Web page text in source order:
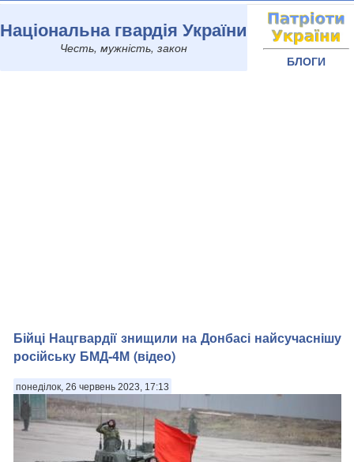
Національна гвардія України
Честь, мужність, закон
БЛОГИ
Бійці Нацгвардії знищили на Донбасі найсучаснішу
російську БМД-4М (відео)
понеділок, 26 червень 2023, 17:13